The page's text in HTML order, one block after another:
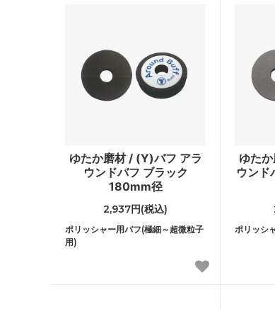
ゆたか磨材 / (Y)バフ アラ
ウンドバフ ブラック
180mm径
2,937円(税込)
ポリッシャー用バフ(極細～超微粒子
用)
ゆた
ウンド
ポリッシ